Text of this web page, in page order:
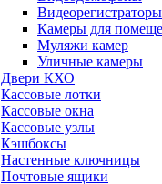
Видеорегистраторы
Камеры для
Муляжи камер
Уличные камеры
Двери КХО
Кассовые лотки
Кассовые окна
Кассовые узлы
Кэшбоксы
Настенные ключницы
Почтовые ящики